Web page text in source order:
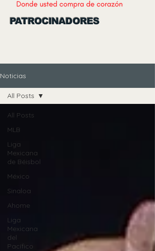
PATROCINADORES
Noticias
All Posts
MLB
Liga
Mexicana
de Béisbol
México
Sinaloa
Ahome
Liga
Mexicana
del
Pacífico
All Posts